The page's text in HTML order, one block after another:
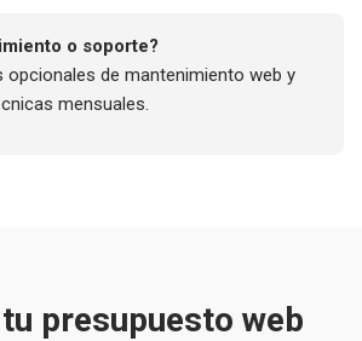
o soporte?
opcionales de mantenimiento web y
mensuales.
presupuesto web